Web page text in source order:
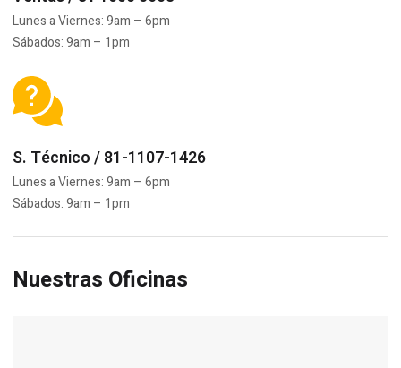
Lunes a Viernes: 9am – 6pm
Sábados: 9am – 1pm
S. Técnico / 81-1107-1426
Lunes a Viernes: 9am – 6pm
Sábados: 9am – 1pm
Nuestras Oficinas